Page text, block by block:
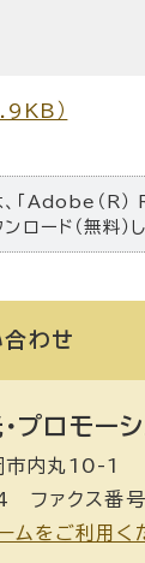
）
「Adobe（R
ロード（無料）
合わせ
ロモーシ
内丸10-1
ファクス番
ムをご利用く